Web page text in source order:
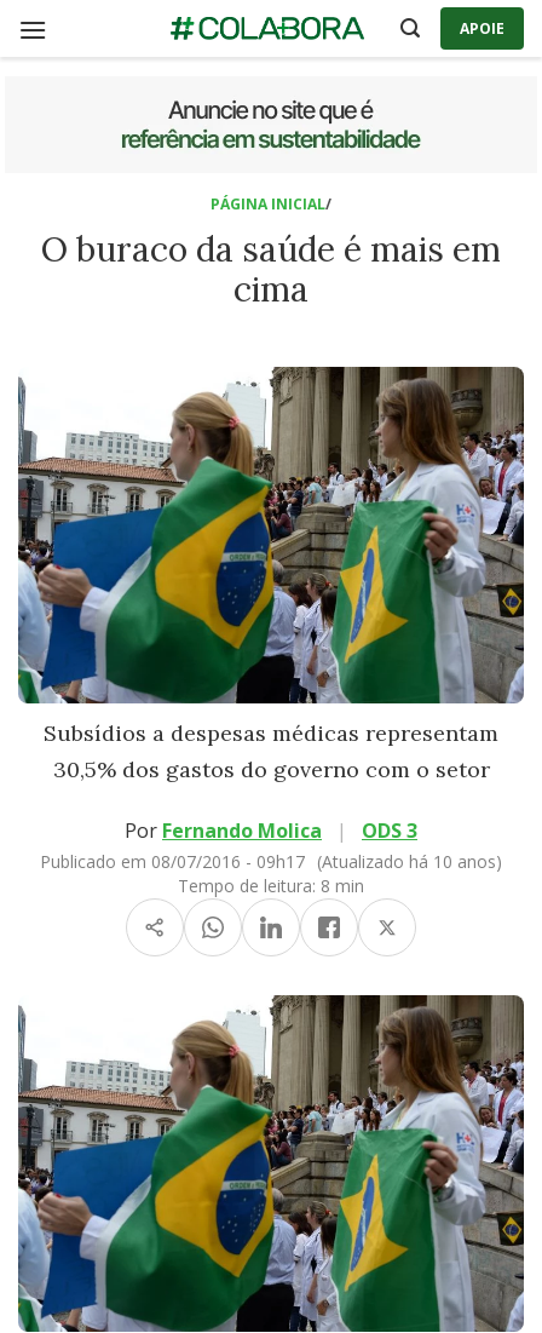
APOIE
PÁGINA INICIAL/
O buraco da saúde é mais em
cima
Subsídios a despesas médicas representam
30,5% dos gastos do governo com o setor
Por Fernando Molica | ODS 3
Publicado em 08/07/2016 - 09h17 (Atualizado há 10 anos)
Tempo de leitura: 8 min